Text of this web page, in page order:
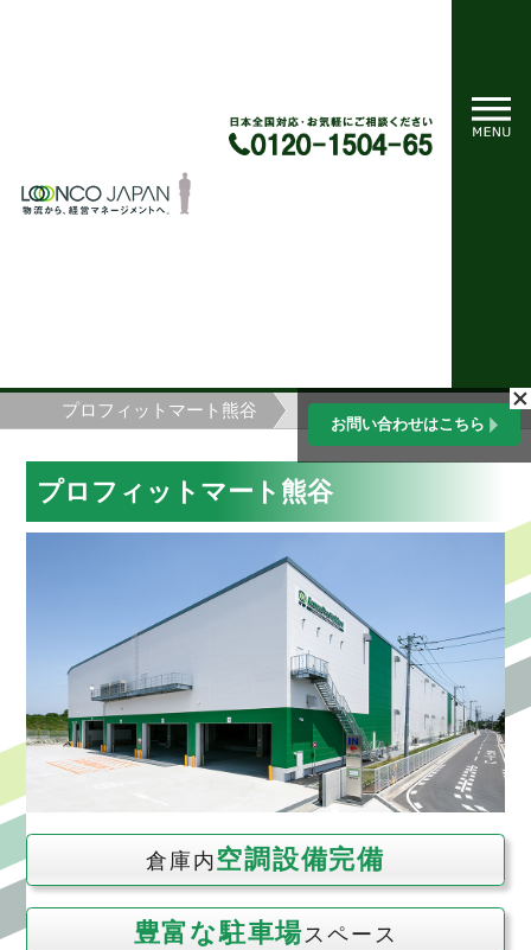
プロフィットマート熊谷
プロフィットマート熊谷
倉庫内空調設備完備
豊富な駐車場スペース
お問い合わせはこちら